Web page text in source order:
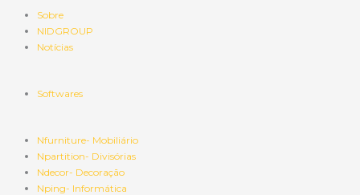
Sobre
NIDGROUP
Notícias
Softwares
Nfurniture- Mobiliário
Npartition- Divisórias
Ndecor- Decoração
Nping- Informática